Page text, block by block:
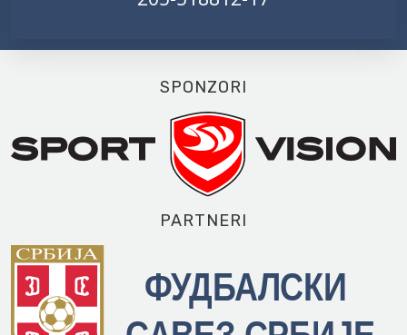
SPONZORI
PARTNERI